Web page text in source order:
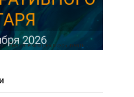
ИНН 7709980401, ERID:2SDnjdY5NTb